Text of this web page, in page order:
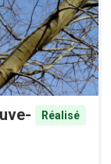
Réalisé